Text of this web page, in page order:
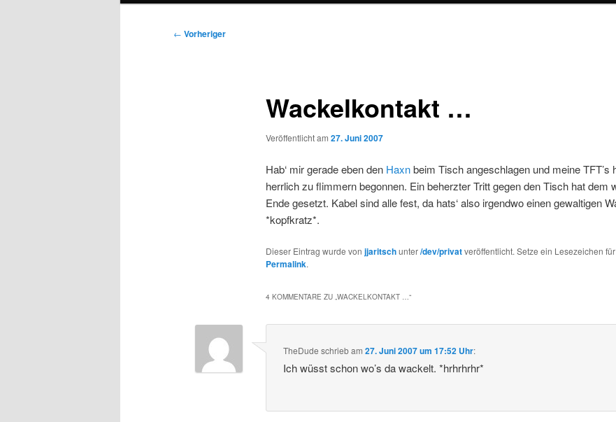
Beitragsnavigation
← Vorheriger
Wackelkontakt …
Veröffentlicht am 27. Juni 2007
Hab‘ mir gerade eben den Haxnbeim Tisch angeschlagen und meine TFT’s
herrlich zu flimmern begonnen. Ein beherzter Tritt gegen den Tisch hat dem
Ende gesetzt. Kabel sind alle fest, da hats‘ also irgendwo einen gewaltigen
*kopfkratz*.
Dieser Eintrag wurde von jjaritschunter/dev/privatveröffentlicht. Setze ein Lesezeichen
Permalink.
4 KOMMENTARE ZU „ WACKELKONTAKT … “
TheDude schriebam27. Juni 2007 um 17:52 Uhr:
Ich wüsst schon wo’s da wackelt. *hrhrhrhr*